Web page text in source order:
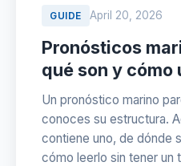
GUIDE April 20, 2026
Pronósticos
qué son y cómo
Un pronóstico marino
conoces su estructura.
contiene uno, de dónde
cómo leerlo sin tener un